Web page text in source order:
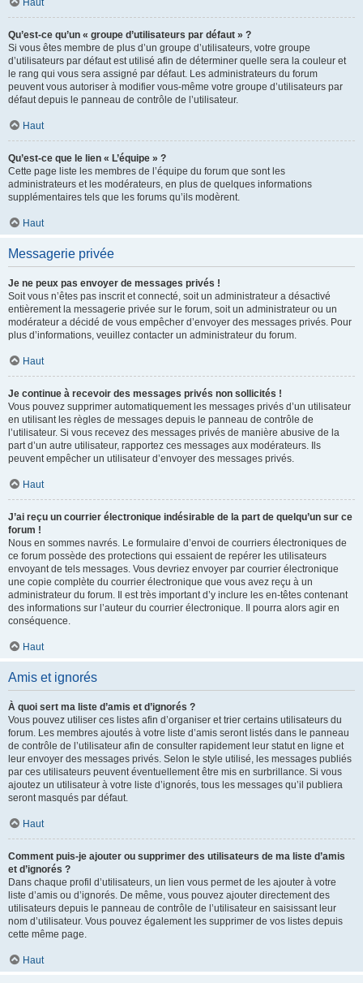
Haut
Qu’est-ce qu’un « groupe d’utilisateurs par défaut » ?
Si vous êtes membre de plus d’un groupe d’utilisateurs, votre groupe
d’utilisateurs par défaut est utilisé afin de déterminer quelle sera la couleur et
le rang qui vous sera assigné par défaut. Les administrateurs du forum
peuvent vous autoriser à modifier vous-même votre groupe d’utilisateurs par
défaut depuis le panneau de contrôle de l’utilisateur.
Haut
Qu’est-ce que le lien « L’équipe » ?
Cette page liste les membres de l’équipe du forum que sont les
administrateurs et les modérateurs, en plus de quelques informations
supplémentaires tels que les forums qu’ils modèrent.
Haut
Messagerie privée
Je ne peux pas envoyer de messages privés !
Soit vous n’êtes pas inscrit et connecté, soit un administrateur a désactivé
entièrement la messagerie privée sur le forum, soit un administrateur ou un
modérateur a décidé de vous empêcher d’envoyer des messages privés. Pour
plus d’informations, veuillez contacter un administrateur du forum.
Haut
Je continue à recevoir des messages privés non sollicités !
Vous pouvez supprimer automatiquement les messages privés d’un utilisateur
en utilisant les règles de messages depuis le panneau de contrôle de
l’utilisateur. Si vous recevez des messages privés de manière abusive de la
part d’un autre utilisateur, rapportez ces messages aux modérateurs. Ils
peuvent empêcher un utilisateur d’envoyer des messages privés.
Haut
J’ai reçu un courrier électronique indésirable de la part de quelqu’un sur ce
forum !
Nous en sommes navrés. Le formulaire d’envoi de courriers électroniques de
ce forum possède des protections qui essaient de repérer les utilisateurs
envoyant de tels messages. Vous devriez envoyer par courrier électronique
une copie complète du courrier électronique que vous avez reçu à un
administrateur du forum. Il est très important d’y inclure les en-têtes contenant
des informations sur l’auteur du courrier électronique. Il pourra alors agir en
conséquence.
Haut
Amis et ignorés
À quoi sert ma liste d’amis et d’ignorés ?
Vous pouvez utiliser ces listes afin d’organiser et trier certains utilisateurs du
forum. Les membres ajoutés à votre liste d’amis seront listés dans le panneau
de contrôle de l’utilisateur afin de consulter rapidement leur statut en ligne et
leur envoyer des messages privés. Selon le style utilisé, les messages publiés
par ces utilisateurs peuvent éventuellement être mis en surbrillance. Si vous
ajoutez un utilisateur à votre liste d’ignorés, tous les messages qu’il publiera
seront masqués par défaut.
Haut
Comment puis-je ajouter ou supprimer des utilisateurs de ma liste d’amis
et d’ignorés ?
Dans chaque profil d’utilisateurs, un lien vous permet de les ajouter à votre
liste d’amis ou d’ignorés. De même, vous pouvez ajouter directement des
utilisateurs depuis le panneau de contrôle de l’utilisateur en saisissant leur
nom d’utilisateur. Vous pouvez également les supprimer de vos listes depuis
cette même page.
Haut